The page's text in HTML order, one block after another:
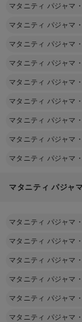
マタニティ パジャマ
マタニティ パジャマ
マタニティ パジャマ
マタニティ パジャマ
マタニティ パジャマ
マタニティ パジャマ
マタニティ パジャマ
マタニティ パジャマ
マタニティ パジャマ
マタニティ パジャ
マタニティ パジャマ
マタニティ パジャマ
マタニティ パジャマ
マタニティ パジャマ
マタニティ パジャマ
マタニティ パジャマ